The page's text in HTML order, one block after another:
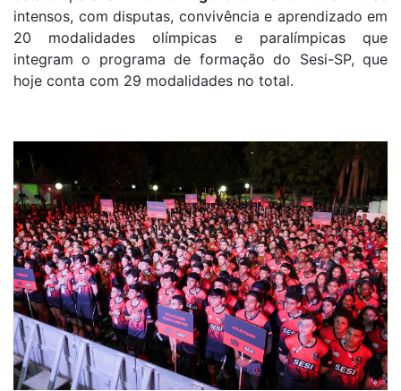
intensos, com disputas, convivência e aprendizado em
20 modalidades olímpicas e paralímpicas que
integram o programa de formação do Sesi-SP, que
hoje conta com 29 modalidades no total.